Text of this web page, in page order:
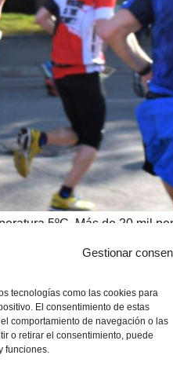
Gestionar
tecnologías como las cookies para
El consentimiento de estas
comportamiento de navegación o las
o retirar el consentimiento, puede
funciones.
5ºC. Más de 20 mil
Entre ellas la mía, la